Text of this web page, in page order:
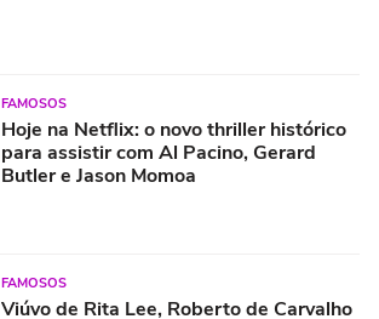
FAMOSOS
Hoje na Netflix: o novo thriller histórico
para assistir com Al Pacino, Gerard
Butler e Jason Momoa
FAMOSOS
Viúvo de Rita Lee, Roberto de Carvalho